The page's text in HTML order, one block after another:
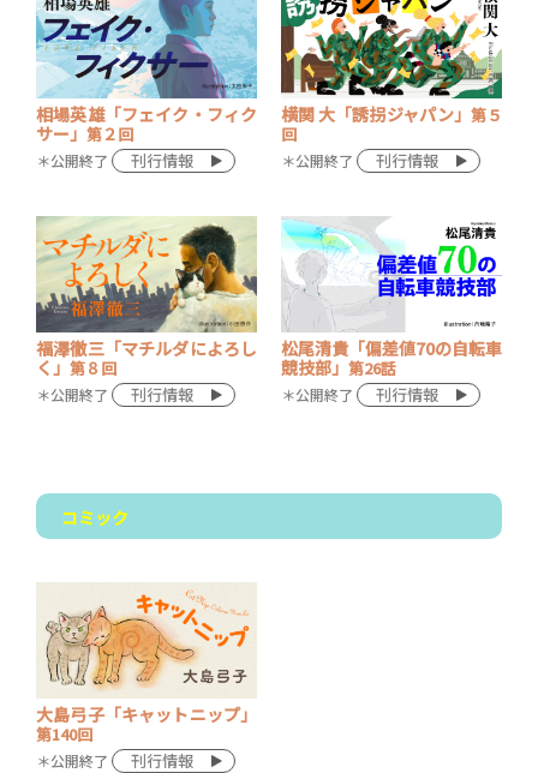
相場英雄「フェイク・フィク
サー」 第２回
＊公開終了 刊行情報
横関 大「誘拐ジャパン」 第５
回
＊公開終了 刊行情報
福澤徹三「マチルダによろし
く」 第８回
＊公開終了 刊行情報
松尾清貴「偏差値70の自転車
競技部」 第26話
＊公開終了 刊行情報
コミック
大島弓子「キャットニップ」
第140回
＊公開終了 刊行情報